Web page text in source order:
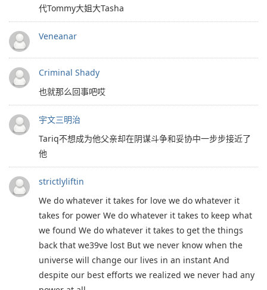
代Tommy大姐大Tasha
Veneanar
Criminal Shady
也就那么回事吧哎
宇文三明治
Tariq不想成为他父亲却在阴谋斗争和妥协中一步步接近了
他
strictlyliftin
We do whatever it takes for love we do whatever it
takes for power We do whatever it takes to keep what
we found We do whatever it takes to get the things
back that we39ve lost But we never know when the
universe will change our lives in an instant And
despite our best efforts we realized we never had any